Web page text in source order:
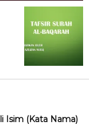
Isim (Kata Nama)